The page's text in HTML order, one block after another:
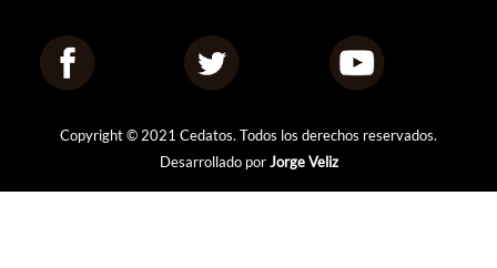
Copyright © 2021 Cedatos. Todos los derechos reservados.
Desarrollado porJorge Veliz